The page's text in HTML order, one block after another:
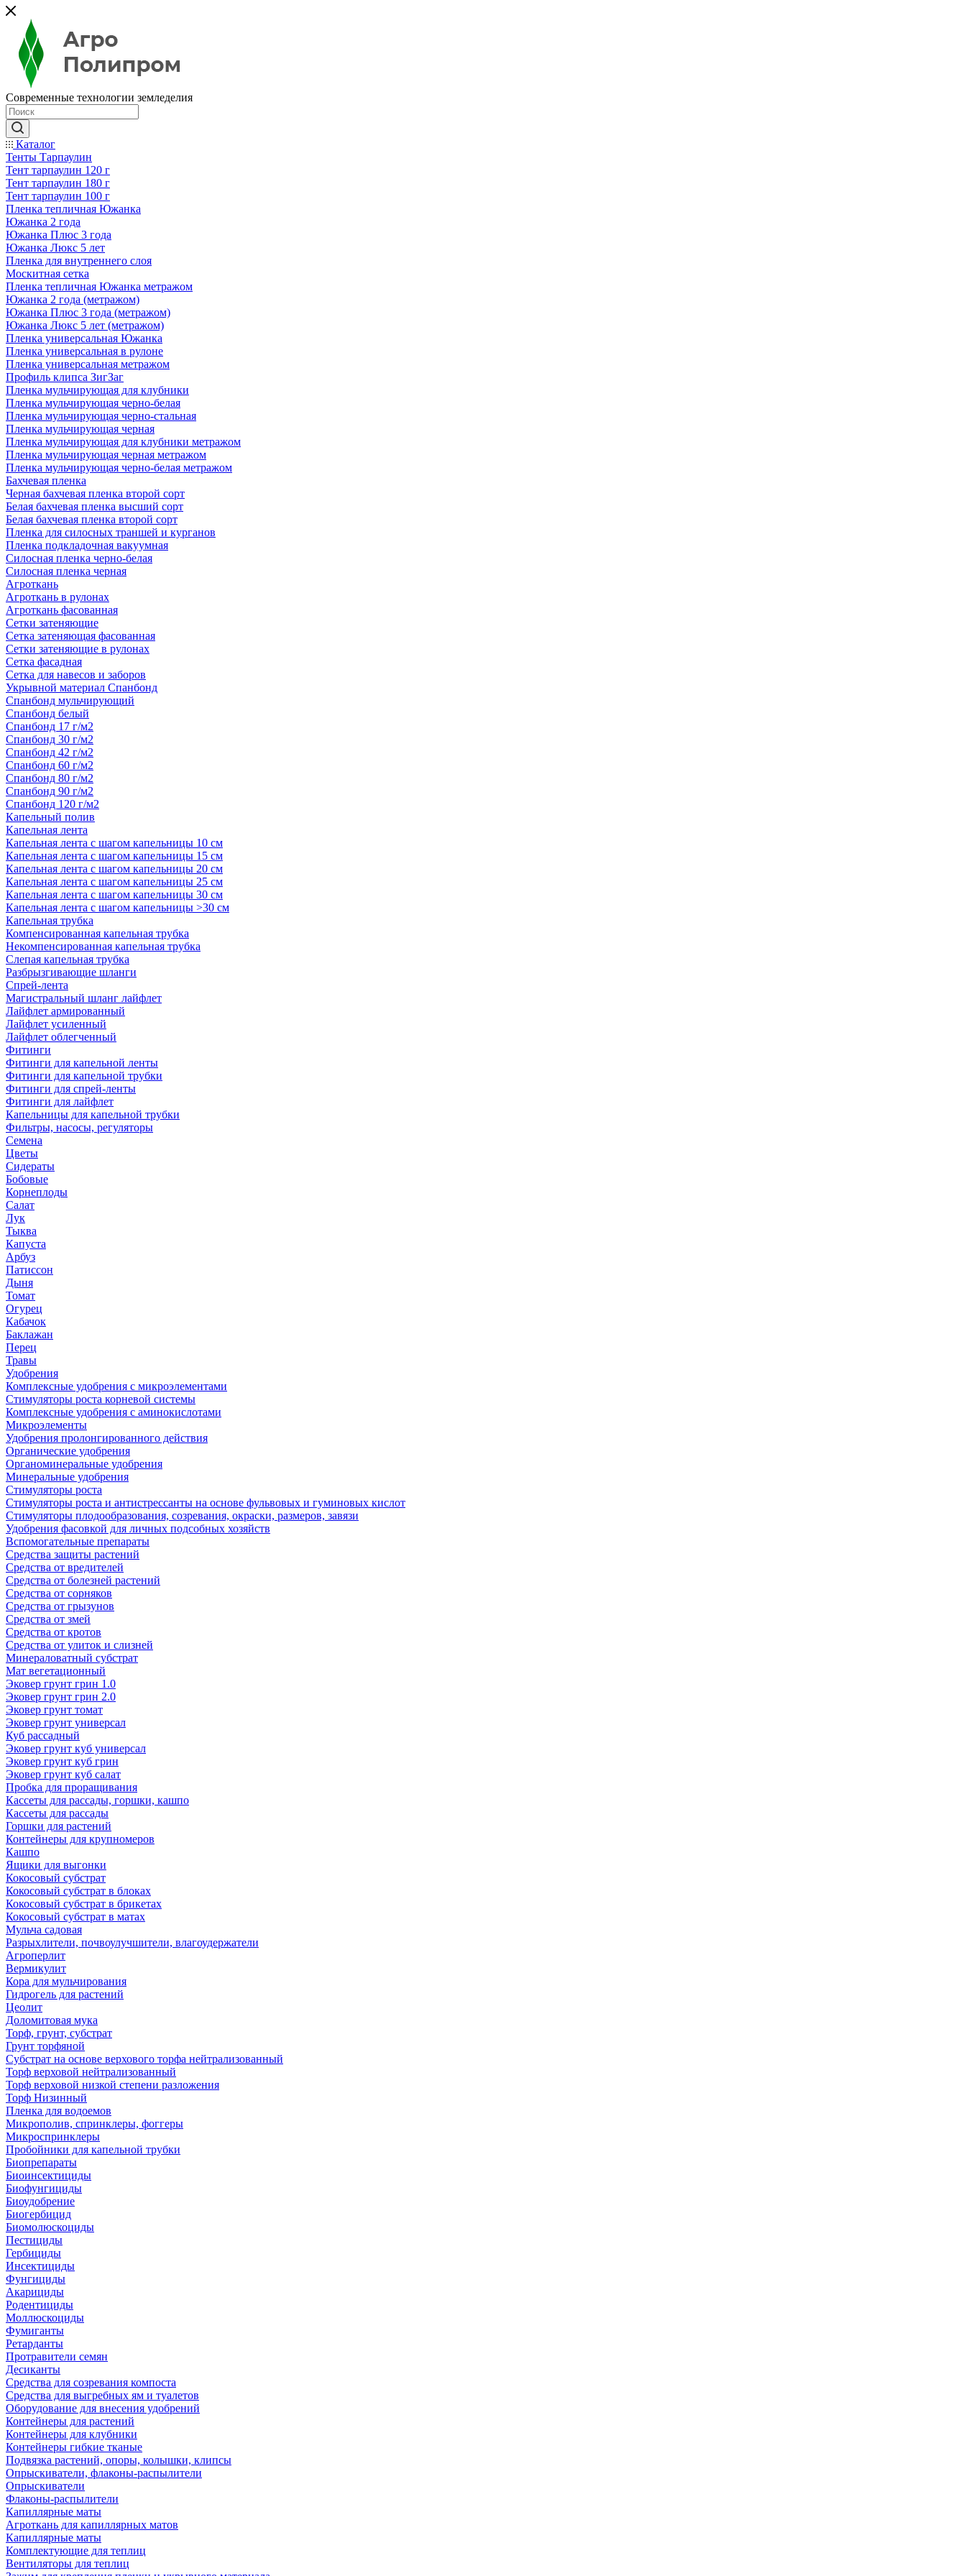
Современные технологии земледелия
Каталог
Тенты Тарпаулин
Тент тарпаулин 120 г
Тент тарпаулин 180 г
Тент тарпаулин 100 г
Пленка тепличная Южанка
Южанка 2 года
Южанка Плюс 3 года
Южанка Люкс 5 лет
Пленка для внутреннего слоя
Москитная сетка
Пленка тепличная Южанка метражом
Южанка 2 года (метражом)
Южанка Плюс 3 года (метражом)
Южанка Люкс 5 лет (метражом)
Пленка универсальная Южанка
Пленка универсальная в рулоне
Пленка универсальная метражом
Профиль клипса ЗигЗаг
Пленка мульчирующая для клубники
Пленка мульчирующая черно-белая
Пленка мульчирующая черно-стальная
Пленка мульчирующая черная
Пленка мульчирующая для клубники метражом
Пленка мульчирующая черная метражом
Пленка мульчирующая черно-белая метражом
Бахчевая пленка
Черная бахчевая пленка второй сорт
Белая бахчевая пленка высший сорт
Белая бахчевая пленка второй сорт
Пленка для силосных траншей и курганов
Пленка подкладочная вакуумная
Силосная пленка черно-белая
Силосная пленка черная
Агроткань
Агроткань в рулонах
Агроткань фасованная
Сетки затеняющие
Сетка затеняющая фасованная
Сетки затеняющие в рулонах
Сетка фасадная
Сетка для навесов и заборов
Укрывной материал Спанбонд
Спанбонд мульчирующий
Спанбонд белый
Спанбонд 17 г/м2
Спанбонд 30 г/м2
Спанбонд 42 г/м2
Спанбонд 60 г/м2
Спанбонд 80 г/м2
Спанбонд 90 г/м2
Спанбонд 120 г/м2
Капельный полив
Капельная лента
Капельная лента с шагом капельницы 10 см
Капельная лента с шагом капельницы 15 см
Капельная лента с шагом капельницы 20 см
Капельная лента с шагом капельницы 25 см
Капельная лента с шагом капельницы 30 см
Капельная лента с шагом капельницы >30 см
Капельная трубка
Компенсированная капельная трубка
Некомпенсированная капельная трубка
Слепая капельная трубка
Разбрызгивающие шланги
Спрей-лента
Магистральный шланг лайфлет
Лайфлет армированный
Лайфлет усиленный
Лайфлет облегченный
Фитинги
Фитинги для капельной ленты
Фитинги для капельной трубки
Фитинги для спрей-ленты
Фитинги для лайфлет
Капельницы для капельной трубки
Фильтры, насосы, регуляторы
Семена
Цветы
Сидераты
Бобовые
Корнеплоды
Салат
Лук
Тыква
Капуста
Арбуз
Патиссон
Дыня
Томат
Огурец
Кабачок
Баклажан
Перец
Травы
Удобрения
Комплексные удобрения с микроэлементами
Стимуляторы роста корневой системы
Комплексные удобрения с аминокислотами
Микроэлементы
Удобрения пролонгированного действия
Органические удобрения
Органоминеральные удобрения
Минеральные удобрения
Стимуляторы роста
Стимуляторы роста и антистрессанты на основе фульвовых и гуминовых кислот
Стимуляторы плодообразования, созревания, окраски, размеров, завязи
Удобрения фасовкой для личных подсобных хозяйств
Вспомогательные препараты
Средства защиты растений
Средства от вредителей
Средства от болезней растений
Средства от сорняков
Средства от грызунов
Средства от змей
Средства от кротов
Средства от улиток и слизней
Минераловатный субстрат
Мат вегетационный
Эковер грунт грин 1.0
Эковер грунт грин 2.0
Эковер грунт томат
Эковер грунт универсал
Куб рассадный
Эковер грунт куб универсал
Эковер грунт куб грин
Эковер грунт куб салат
Пробка для проращивания
Кассеты для рассады, горшки, кашпо
Кассеты для рассады
Горшки для растений
Контейнеры для крупномеров
Кашпо
Ящики для выгонки
Кокосовый субстрат
Кокосовый субстрат в блоках
Кокосовый субстрат в брикетах
Кокосовый субстрат в матах
Мульча садовая
Разрыхлители, почвоулучшители, влагоудержатели
Агроперлит
Вермикулит
Кора для мульчирования
Гидрогель для растений
Цеолит
Доломитовая мука
Торф, грунт, субстрат
Грунт торфяной
Субстрат на основе верхового торфа нейтрализованный
Торф верховой нейтрализованный
Торф верховой низкой степени разложения
Торф Низинный
Пленка для водоемов
Микрополив, спринклеры, фоггеры
Микроспринклеры
Пробойники для капельной трубки
Биопрепараты
Биоинсектициды
Биофунгициды
Биоудобрение
Биогербицид
Биомолюскоциды
Пестициды
Гербициды
Инсектициды
Фунгициды
Акарициды
Родентициды
Моллюскоциды
Фумиганты
Ретарданты
Протравители семян
Десиканты
Средства для созревания компоста
Средства для выгребных ям и туалетов
Оборудование для внесения удобрений
Контейнеры для растений
Контейнеры для клубники
Контейнеры гибкие тканые
Подвязка растений, опоры, колышки, клипсы
Опрыскиватели, флаконы-распылители
Опрыскиватели
Флаконы-распылители
Капиллярные маты
Агроткань для капиллярных матов
Капиллярные маты
Комплектующие для теплиц
Вентиляторы для теплиц